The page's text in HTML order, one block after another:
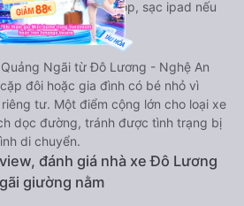
điện thoại, sạc laptop, sạc ipad nếu
Ngãi từ Đô Lương - Nghệ An
đôi hoặc gia đình có bé nhỏ vì
tư. Một điểm cộng lớn cho loại xe
dọc đường, tránh được tình trạng bị
di chuyển.
đánh giá nhà xe Đô Lương
giường nằm